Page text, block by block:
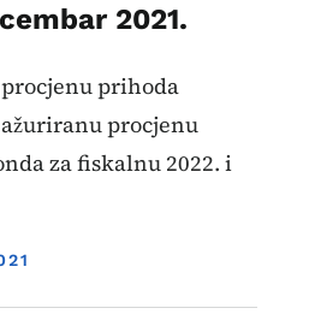
2021.
prihoda
procjenu
za fiskalnu 2022. i